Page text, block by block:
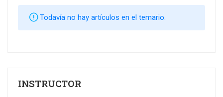
Todavía no hay artículos en el temario.
INSTRUCTOR